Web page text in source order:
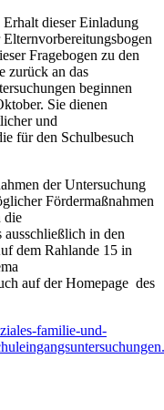
dieser Einladung
Fragebogen zu den
zurück an das
beginnen
Sie dienen
und
für den Schulbesuch
der Untersuchung
Fördermaßnahmen
die
ausschließlich in den
dem Rahlande 15 in
auf der Homepage des
familie-und-